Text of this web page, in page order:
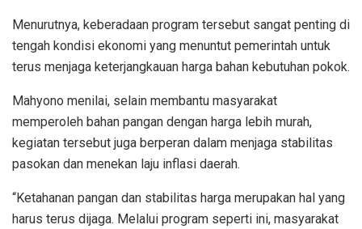
Menurutnya, keberadaan program tersebut sangat penting di
tengah kondisi ekonomi yang menuntut pemerintah untuk
terus menjaga keterjangkauan harga bahan kebutuhan pokok.
Mahyono menilai, selain membantu masyarakat
memperoleh bahan pangan dengan harga lebih murah,
kegiatan tersebut juga berperan dalam menjaga stabilitas
pasokan dan menekan laju inflasi daerah.
“Ketahanan pangan dan stabilitas harga merupakan hal yang
harus terus dijaga. Melalui program seperti ini, masyarakat